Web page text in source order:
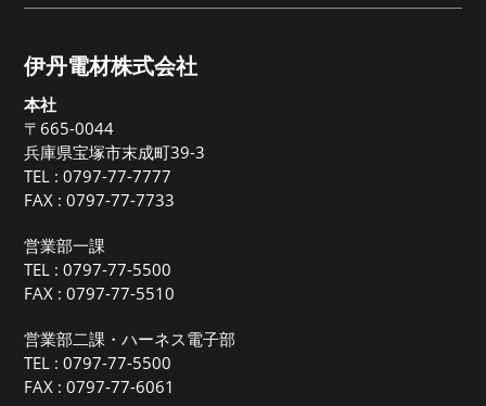
伊丹電材株式会社
本社
〒665-0044
兵庫県宝塚市末成町39-3
TEL :0797-77-7777
FAX : 0797-77-7733
営業部一課
TEL :0797-77-5500
FAX : 0797-77-5510
営業部二課・ハーネス電子部
TEL :0797-77-5500
FAX : 0797-77-6061